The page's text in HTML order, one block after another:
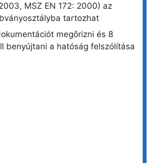
MSZ EN 172: 2000) az
tartozhat
megőrizni és 8
benyújtani a hatóság felszólítása